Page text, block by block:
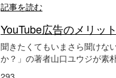
記事を読む
YouTube広告のメリッ
聞きたくてもいまさら聞けな
か？」の著者山口ユウジが素